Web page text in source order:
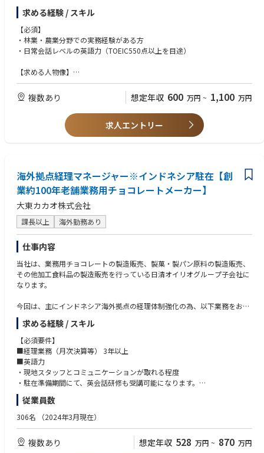
【今後のキャリアパス】
総合職としての入社となり、キャリアご趣向により様々なキャリアパスが
ございます。
【配属先部門について】
約24万haの森林を管理しており、各国の地域特性を生かして、それぞれ異
求める経験 / スキル
【必須】
・林業・農業分野での実務経験がある方
・日常会話レベルの英語力（TOEIC550点以上を目途）
【求める人物像】
・根気強く仕事に立ち向かえる人
・積極的に行動できる人
・ルーティン業務を俯瞰的に理解し、業務をスケジュール通りに遂行でき
・社内外の関係者の協力を得ることができるコミュニケーション力や交渉
複数あり 想定年収 600 万円 ~ 1,100 万円
求人エントリー
海外拠点経理マネージャー※インドネシア駐在【創
業約100年老舗業務用チョコレートメーカー】
大東カカオ株式会社
課長以上 海外勤務あり
仕事内容
当社は、業務用チョコレートの製造販売、製菓・製パン原料の製造販売、
その他加工食料品の製造販売を行っている日清オイリオグループ子会社に
なります。
今回は、主にインドネシア海外拠点の経理体制強化の為、以下業務をお任
せしたいと考えております。
事業推進室として、海外拠点の強化に努めていただき、ゆくゆくは社長直
下にて経営全体に関与、貢献いただける人材を募集しております。
【主な業務内容】
・海外グループ子会社での経理業務、主に決算周りの制度会計から貢献い
ただけます。※インドネシア駐在前提
・親会社との財務経理、内部統制上の連携
・中期計画策定、管理会計
※インドネシア拠点の組織構成については、口頭にてご説明差し上げま
す。
求める経験 / スキル
【必須要件】
■経理業務（月次決算等） 3年以上
■英語力
・現地スタッフとコミュニケーションが取れる程度
・駐在準備期間にて、英会話研修も受講可能になります。
【歓迎条件】
■メーカーでの原価計算のご経験
従業員数
306名 （2024年3月現在）
複数あり 想定年収 528 万円 ~ 870 万円